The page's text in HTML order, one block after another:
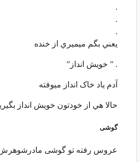
.
.
.
يعني بگم ميميري از خنده
. ” خويش انداز”
آدم ياد خاک انداز ميوفته
حالا هي از خودتون خويش انداز
گوشی
عروس رفته تو گوشی